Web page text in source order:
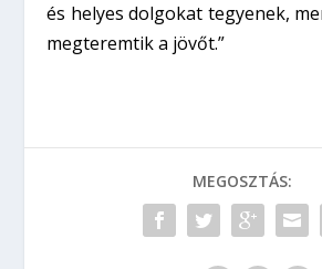
és helyes dolgokat tegyenek,
megteremtik a jövőt.”
MEGOSZTÁS: